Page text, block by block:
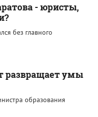
- юристы,
без главного
развращает умы
образования